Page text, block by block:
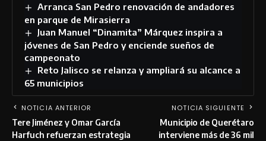
Arranca San Pedro renovación de andadores
en parque de Mirasierra
Juan Manuel “Dinamita” Márquez inspira a
jóvenes de San Pedro y enciende sueños de
campeonato
Reto Jalisco se relanza y ampliará su alcance a
65 municipios
NOTICIA ANTERIOR
Tere Jiménez y Omar García
Harfuch refuerzan estrategia
NOTICIA SIGUIENTE
Municipio de Querétaro
interviene más de 36 mil